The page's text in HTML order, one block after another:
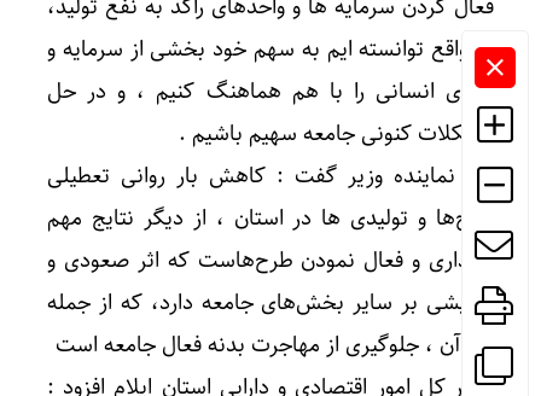
در واقع توانسته ایم به سهم خود بخشی از سرمایه و
نیروی انسانی را با هم هماهنگ کنیم ، و در حل
مشکلات کنونی جامعه سهیم باشیم .
این نماینده وزیر گفت : کاهش بار روانی تعطیلی
طرح‌ها و تولیدی ها در استان ، از دیگر نتایج مهم
واگذاری و فعال نمودن طرح‌هاست که اثر صعودی و
افزایشی بر سایر بخش‌های جامعه دارد، که از جمله
آثار آن ، جلوگیری از مهاجرت بدنه فعال جامعه است
مدیر کل امور اقتصادی و دارایی استان ایلام افزود :